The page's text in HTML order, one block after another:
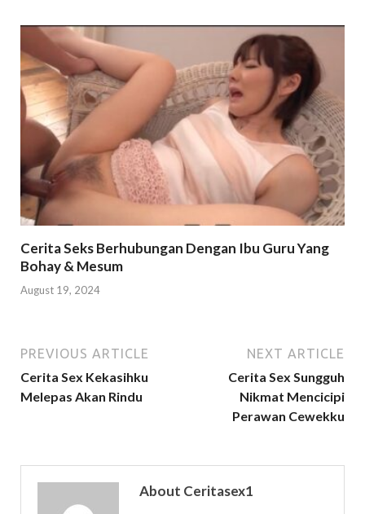
Cerita Seks Berhubungan Dengan Ibu Guru Yang
Bohay & Mesum
August 19, 2024
PREVIOUS ARTICLE
Cerita Sex Kekasihku
Melepas Akan Rindu
NEXT ARTICLE
Cerita Sex Sungguh
Nikmat Mencicipi
Perawan Cewekku
About Ceritasex1